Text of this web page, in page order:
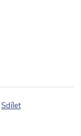
Sdílet